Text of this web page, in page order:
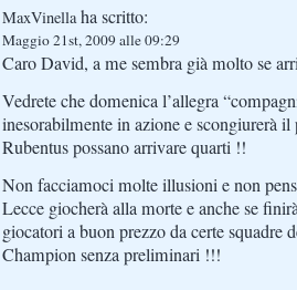
MaxVinellaha scritto:
Maggio 21st, 2009 alle 09:29
Caro David, a me sembra già molto se
Vedrete che domenica l’allegra
inesorabilmente in azione e scongiurerà
Rubentus possano arrivare quarti !!
Non facciamoci molte illusioni e non
Lecce giocherà alla morte e anche se
giocatori a buon prezzo da certe squadre
Champion senza preliminari !!!